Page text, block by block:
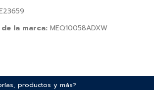
la marca: MEQ10058ADXW
productos y más?